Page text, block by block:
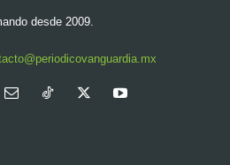
desde 2009.